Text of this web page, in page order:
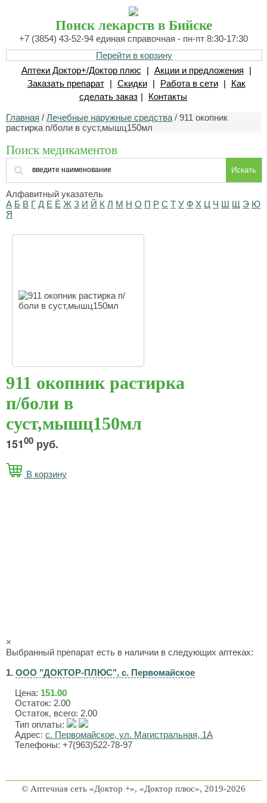
Поиск лекарств в Бийске
+7 (3854) 43-52-94 единая справочная - пн-пт 8:30-17:30
Перейти в корзину
Аптеки Доктор+/Доктор плюс
| Акции и предложения
|
Заказать препарат
| Скидки | Работа в сети |
Как
сделать заказ | Контакты
Главная / Лечебные наружные средства / 911 окопник
растирка п/боли в суст,мышц150мл
Поиск медикаментов
Искать
Алфавитный указатель
А Б В Г Д Е Ё Ж З И Й К Л М Н О П Р С Т У Ф Х Ц Ч Ш Щ Э Ю
Я
911 окопник растирка
п/боли в
суст,мышц150мл
15100 руб.
В корзину
×
Выбранный препарат есть в наличии в следующих аптеках:
1. ООО "ДОКТОР-ПЛЮС", с. Первомайское
Цена: 151.00
Остаток: 2.00
Остаток, всего: 2.00
Тип оплаты:
Адрес: с. Первомайское, ул. Магистральная, 1А
Телефоны: +7(963)522-78-97
© Аптечная сеть «Доктор +», «Доктор плюс», 2019-2026